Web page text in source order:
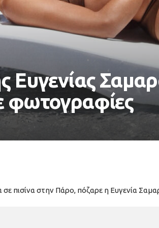
Ευγενίας
φωτογραφίες
σε πισίνα στην Πάρο, πόζαρε η Ευγενία